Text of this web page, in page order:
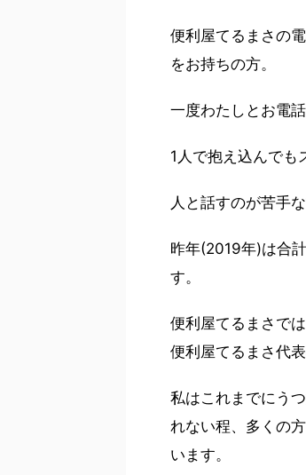
便利屋てるまさの
をお持ちの方。
一度わたしとお電
1人で抱え込んでも
人と話すのが苦手
昨年(2019年)は合
す。
便利屋てるまさで
便利屋てるまさ代
私はこれまでにう
れない程、多くの
います。